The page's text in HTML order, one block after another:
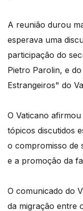
A reunião durou
esperava uma
participação do
Pietro Parolin, e
Estrangeiros" do
O Vaticano
tópicos discutidos
o compromisso de
e a promoção da
O comunicado do
da migração entre